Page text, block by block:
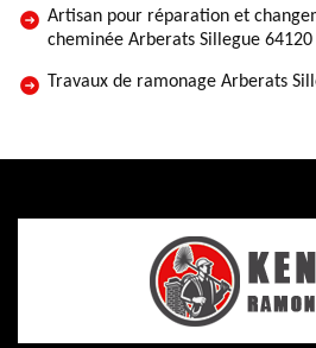
Artisan pour réparation et
cheminée Arberats Sillegue 64120
Travaux de ramonage Arberats